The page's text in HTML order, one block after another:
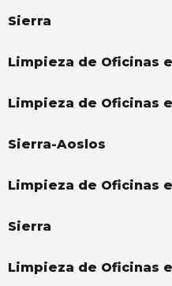
Sierra
Limpieza de Oficinas
Limpieza de Oficinas
Sierra-Aoslos
Limpieza de Oficinas
Sierra
Limpieza de Oficinas